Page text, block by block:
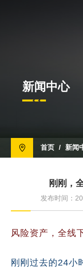
新闻中心
首页 / 新闻
刚刚，
发布时间：
风险资产，全线
刚刚过去的24小